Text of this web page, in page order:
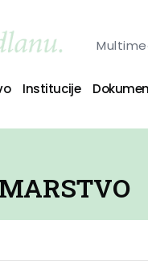
Institucije